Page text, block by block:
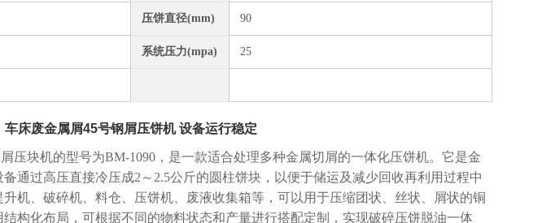
压饼直径(mm) 90
系统压力(mpa) 25
车床废金属屑45号钢屑压饼机 设备运行稳定
压块机的型号为BM-1090，是一款适合处理多种金属切屑的一体化压饼机。它是金
通过高压直接冷压成2～2.5公斤的圆柱饼块，以便于储运及减少回收再利用过程中
机、破碎机、料仓、压饼机、废液收集箱等，可以用于压缩团状、丝状、屑状的铜
构化布局，可根据不同的物料状态和产量进行搭配定制，实现破碎压饼脱油一体